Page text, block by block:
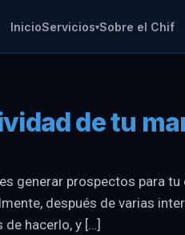
InicioServicios▾Sobre el Chif
de tu
generar prospectos para
después de varias
hacerlo, y […]